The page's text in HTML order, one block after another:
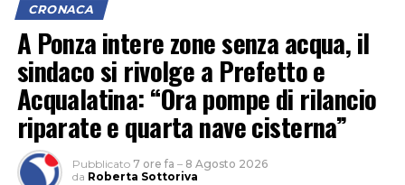
indice di 6 infortuni mortali ogni 100mila occupati, il
territorio pontino si è posizionato subito dopo
Frosinone (6,3) e prima di Rieti (5,1), Viterbo (4) e Roma
(3,1)”.
CRONACA
A Ponza intere zone senza acqua, il
sindaco si rivolge a Prefetto e
Acqualatina: “Ora pompe di rilancio
riparate e quarta nave cisterna”
Pubblicato 7 ore fa – 8 Agosto 2026
da Roberta Sottoriva